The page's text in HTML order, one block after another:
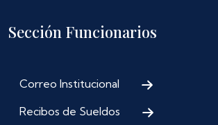
Sección Funcionarios
Correo Institucional
Recibos de Sueldos